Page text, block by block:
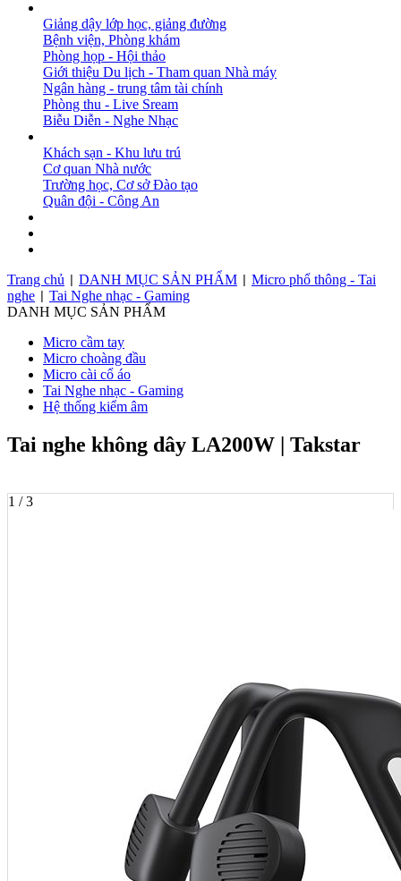
Giảng dậy lớp học, giảng đường
Bệnh viện, Phòng khám
Phòng họp - Hội thảo
Giới thiệu Du lịch - Tham quan Nhà máy
Ngân hàng - trung tâm tài chính
Phòng thu - Live Sream
Biễu Diễn - Nghe Nhạc
Khách sạn - Khu lưu trú
Cơ quan Nhà nước
Trường học, Cơ sở Đào tạo
Quân đội - Công An
Trang chủ
DANH MỤC SẢN PHẨM
Micro phổ thông - Tai
nghe
Tai Nghe nhạc - Gaming
DANH MỤC SẢN PHẨM
Micro cầm tay
Micro choàng đầu
Micro cài cổ áo
Tai Nghe nhạc - Gaming
Hệ thống kiểm âm
Tai nghe không dây LA200W | Takstar
1 / 3